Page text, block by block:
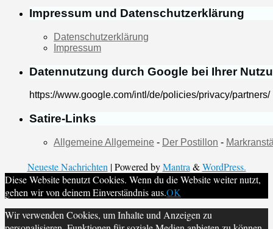
Impressum und Datenschutzerklärung
Datenschutzerklärung
Impressum
Datennutzung durch Google bei Ihrer
https://www.google.com/intl/de/policies/privacy/partners/
Satire-Links
Allgemeine Allgemeine - Der Postillon -
Neueste Nachrichten | Powered byMantra &WordPress.
Diese Website benutzt Cookies. Wenn du die Website weiter nutzt,
gehen wir von deinem Einverständnis aus.OK
Wir verwenden Cookies, um Inhalte und Anzeigen zu